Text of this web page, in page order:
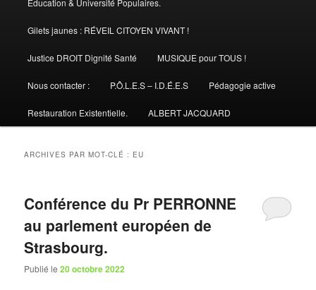
Gilets jaunes : RÉVEIL CITOYEN VIVANT !
Justice DROIT Dignité Santé MUSIQUE pour TOUS !
Nous contacter : P.Ô.L.E.S – I.D.É.E.S Pédagogie active
Restauration Existentielle. ALBERT JACQUARD
ARCHIVES PAR MOT-CLÉ : EU
Conférence du Pr PERRONNE
au parlement européen de
Strasbourg.
Publié le20 octobre 2022